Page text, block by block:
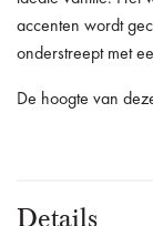
accenten wordt
onderstreept met
De hoogte van
Details